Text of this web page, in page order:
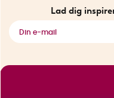
Lad dig